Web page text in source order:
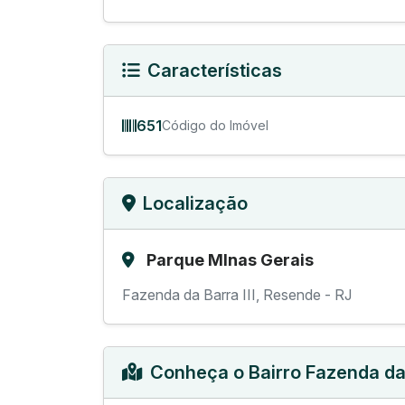
Características
651Código do Imóvel
Localização
Parque MInas Gerais
Fazenda da Barra III, Resende - RJ
Conheça o Bairro Fazenda